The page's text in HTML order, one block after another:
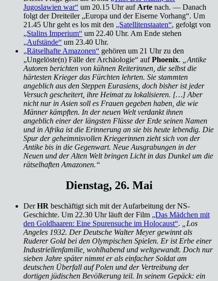
Jugoslawien war“ um 20.15 Uhr auf Arte nach. — Danach
folgt der Dreiteiler „Europa und der Eiserne Vorhang“. Um
21.45 Uhr geht es los mit den „Satellitenstaaten“, gefolgt von
„Stalins Imperium“ um 22.40 Uhr. Am Ende stehen
„Aufstände“ um 23.40 Uhr.
„Rätselhafte Amazonen“ gehören um 21 Uhr zu den
„Ungelöste(n) Fälle der Archäologie“ aufPhoenix.
„Antike
Autoren berichten von kühnen Reiterinnen, die selbst die
härtesten Krieger das Fürchten lehrten. Sie stammten
angeblich aus den Steppen Eurasiens, doch bisher ist jeder
Versuch gescheitert, ihre Heimat zu lokalisieren. […] Aber
nicht nur in Asien soll es Frauen gegeben haben, die wie
Männer kämpften. In der neuen Welt verdankt ihnen
angeblich einer der längsten Flüsse der Erde seinen Namen
und in Afrika ist die Erinnerung an sie bis heute lebendig. Die
Spur der geheimnisvollen Kriegerinnen zieht sich von der
Antike bis in die Gegenwart. Neue Ausgrabungen in der
Neuen und der Alten Welt bringen Licht in das Dunkel um die
rätselhaften Amazonen.“
Dienstag, 26. Mai
DerHR beschäftigt sich mit der Aufarbeitung der NS-
Geschichte. Um 22.30 Uhr läuft der Film „Das Mädchen mit
den Goldhaaren: Eine Spurensuche im Holocaust“.
„Los
Angeles 1932. Der Deutsche Walter Meyer gewinnt als
Ruderer Gold bei den Olympischen Spielen. Er ist Erbe einer
Industriellenfamilie, wohlhabend und weltgewandt. Doch nur
sieben Jahre später nimmt er als einfacher Soldat am
deutschen Überfall auf Polen und der Vertreibung der
dortigen jüdischen Bevölkerung teil. In seinem Gepäck: ein